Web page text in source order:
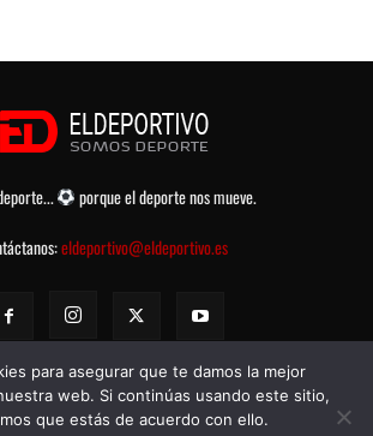
porque el deporte nos mueve.
eldeportivo@eldeportivo.es
para asegurar que te damos la mejor
web. Si continúas usando este sitio,
que estás de acuerdo con ello.